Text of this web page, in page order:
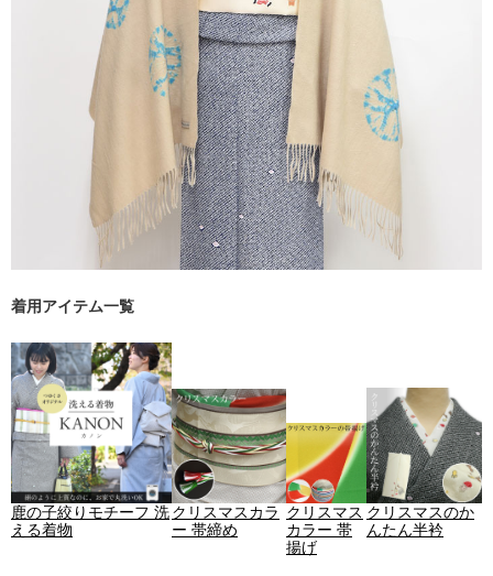
着用アイテム一覧
鹿の子絞りモチーフ 洗
える着物
クリスマスカラ
ー 帯締め
クリスマス
カラー 帯
揚げ
クリスマスのか
んたん半衿